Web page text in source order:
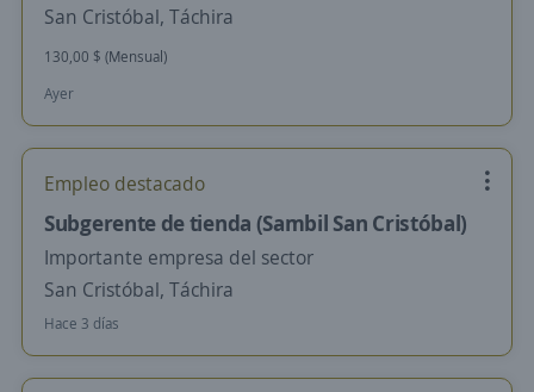
San Cristóbal, Táchira
130,00 $ (Mensual)
Ayer
Empleo destacado
Subgerente de tienda (Sambil San Cristóbal)
Importante empresa del sector
San Cristóbal, Táchira
Hace 3 días